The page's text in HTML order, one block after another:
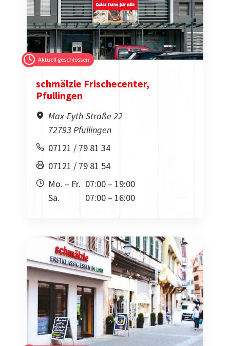
Aktuell geschlossen
schmälzle Frischecenter,
Pfullingen
Max-Eyth-Straße 22
72793 Pfullingen
07121 / 79 81 34
07121 / 79 81 54
Mo. – Fr. 07:00 – 19:00
Sa.
07:00 – 16:00